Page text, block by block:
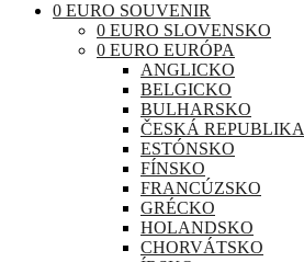
0 EURO SOUVENIR
0 EURO SLOVENSKO
0 EURO EURÓPA
ANGLICKO
BELGICKO
BULHARSKO
ČESKÁ REPUBLIKA
ESTÓNSKO
FÍNSKO
FRANCÚZSKO
GRÉCKO
HOLANDSKO
CHORVÁTSKO